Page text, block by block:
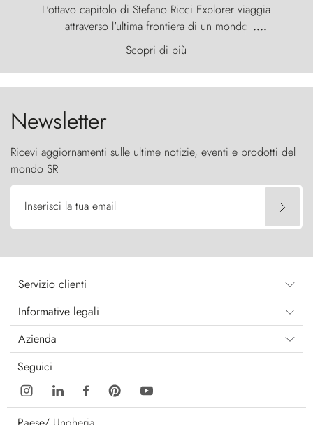
L'ottavo capitolo di Stefano Ricci Explorer viaggia
attraverso l'ultima frontiera di un mondo
primordiale, dove il vento scolpisce la natura con
furia ancestrale e le Torres del Paine sfidano il
cielo come sentinelle di pietra.
....
Scopri di più
Newsletter
Ricevi aggiornamenti sulle ultime notizie, eventi e prodotti del
mondo SR
Inserisci la tua email
Servizio clienti
Informative legali
Azienda
Seguici